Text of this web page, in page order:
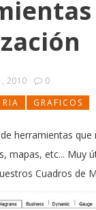
2010
0
RIA GRAFICOS
herramientas
mapas, etc... Muy
Cuadros de